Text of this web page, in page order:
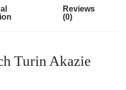
Reviews
(0)
Turin Akazie